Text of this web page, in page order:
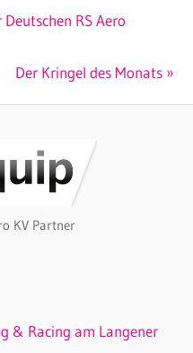
RS Aero
Nächster
Der Kringel des Monats
KV Partner
& Racing am Langener